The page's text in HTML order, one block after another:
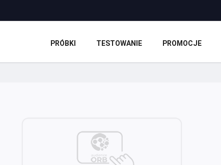
PRÓBKI TESTOWANIE PROMOCJE